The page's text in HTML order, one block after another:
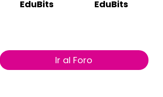
EduBits EduBits
Ir al Foro